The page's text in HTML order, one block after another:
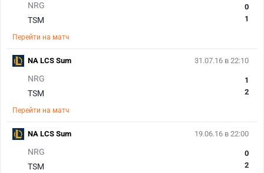
NRG
TSM
0
1
Перейти на матч
31.07.16 в 22:10
NRG
TSM
1
2
Перейти на матч
NA LCS Sum
19.06.16 в 22:00
NRG
TSM
0
2
NA LCS Sum